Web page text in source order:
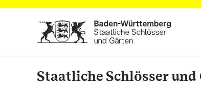
Navigate to main page
Staatliche Schlösser